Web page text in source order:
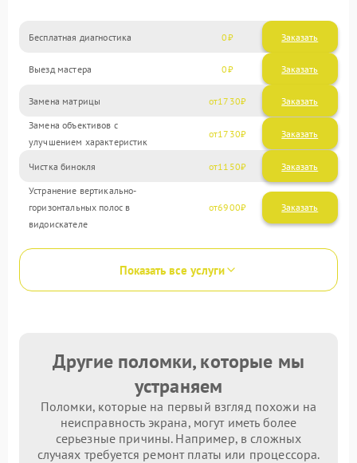
Бесплатная диагностика 0 Заказать
Выезд мастера 0 Заказать
Замена матрицы 1730
Замена объективов с
улучшением характеристик
1730
Чистка бинокля 1150
Устранение вертикально-
горизонтальных полос в
видоискателе
6900
Показать все услуги
Другие поломки, которые мы
устраняем
Поломки, которые на первый взгляд похожи на
неисправность экрана, могут иметь более
серьезные причины. Например, в сложных
случаях требуется ремонт платы или процессора.